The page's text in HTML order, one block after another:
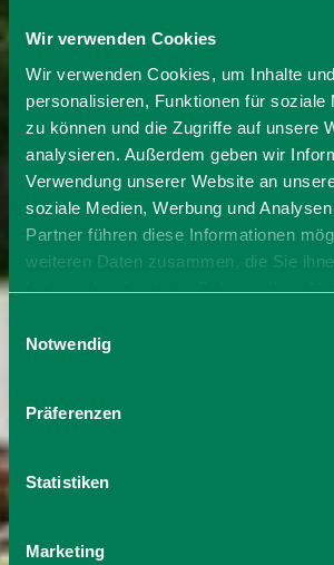
Wir verwenden Cookies
Wir verwenden Cookies, um Inhalte
personalisieren, Funktionen für soziale
zu können und die Zugriffe auf unsere
analysieren. Außerdem geben wir
Verwendung unserer Website an
soziale Medien, Werbung und
Partner führen diese Informationen
weiteren Daten zusammen, die Sie
haben oder die sie im Rahmen Ihrer
Cookies, wenn Sie unsere Webseite
Notwendig
Präferenzen
Statistiken
Marketing